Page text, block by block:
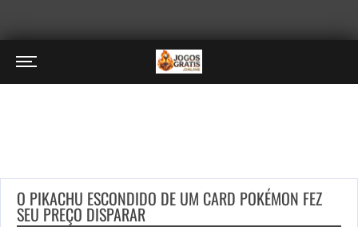
O PIKACHU ESCONDIDO DE UM CARD POKÉMON FEZ
SEU PREÇO DISPARAR